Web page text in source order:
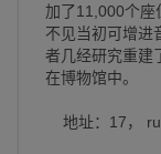
加了11,000个座
不见当初可增进
者几经研究重建
在博物馆中。
地址：17，